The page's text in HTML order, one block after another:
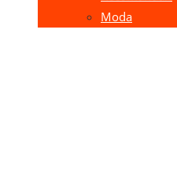
Moda